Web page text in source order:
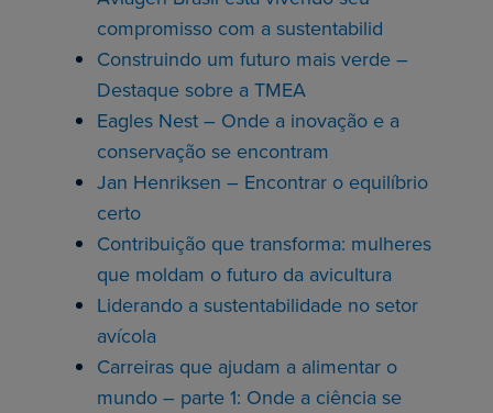
compromisso com a sustentabilid
Construindo um futuro mais verde –
Destaque sobre a TMEA
Eagles Nest – Onde a inovação e a
conservação se encontram
Jan Henriksen – Encontrar o equilíbrio
certo
Contribuição que transforma: mulheres
que moldam o futuro da avicultura
Liderando a sustentabilidade no setor
avícola
Carreiras que ajudam a alimentar o
mundo – parte 1: Onde a ciência se